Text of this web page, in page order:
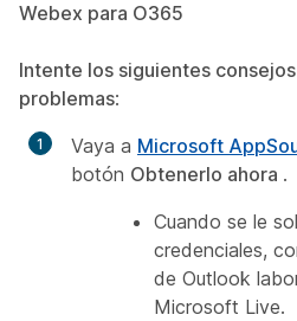
Webex para O365
Intente los siguientes
problemas:
Vaya a Microsoft
botón Obtenerlo ahora .
Cuando se le
credenciales,
de Outlook
Microsoft Live.